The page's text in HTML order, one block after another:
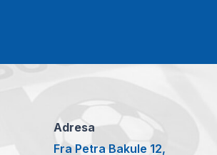
Adresa
Fra Petra Bakule 12,